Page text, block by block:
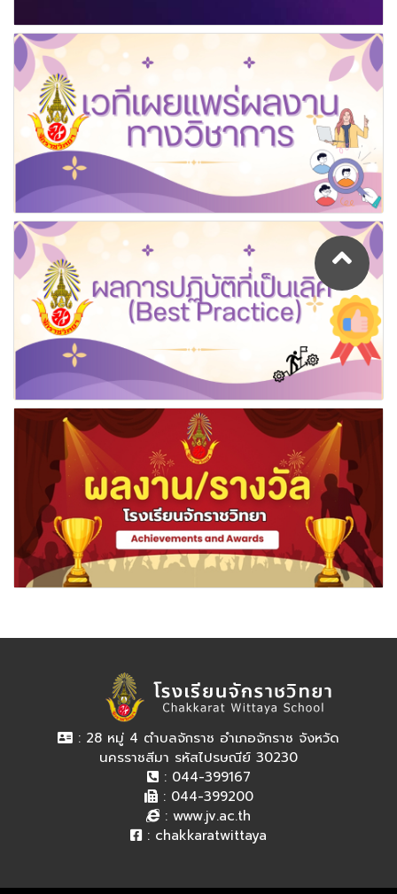
: 28 หมู่ 4 ตำบลจักราช อำเภอจักราช จังหวัด
นครราชสีมา รหัสไปรษณีย์ 30230
: 044-399167
: 044-399200
: www.jv.ac.th
: chakkaratwittaya